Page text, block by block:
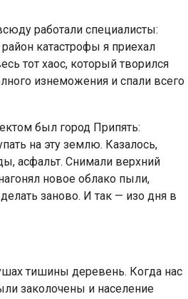
работали специалисты:
катастрофы я приехал
тот хаос, кото­рый творился
изнеможения и спали всего
был город Припять:
на эту землю. Казалось,
асфальт. Снимали верхний
новое облако пыли,
заново. И так — изо дня в
тишины деревень. Когда нас
заколочены и население